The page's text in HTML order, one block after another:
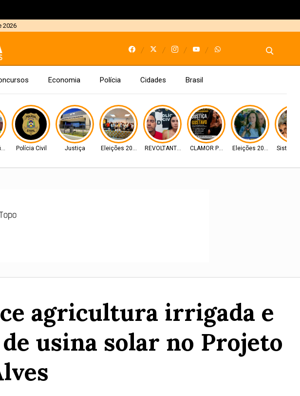
2026
Economia Polícia Cidades Brasil
Polícia Civil Justiça Eleições 2026 REVOLTANTE MonstruosCLAMOR POR JUSTIÇA
Eleições 2026
agricultura irrigada e
usina solar no Projeto